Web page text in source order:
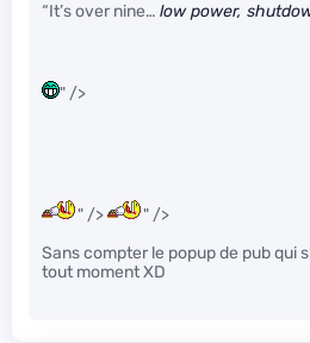
“It’s over nine… low power,
" />
" />
" />
Sans compter le popup de pub qui
tout moment XD